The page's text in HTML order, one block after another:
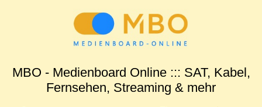
MBO - Medienboard Online ::: SAT, Kabel,
Fernsehen, Streaming & mehr